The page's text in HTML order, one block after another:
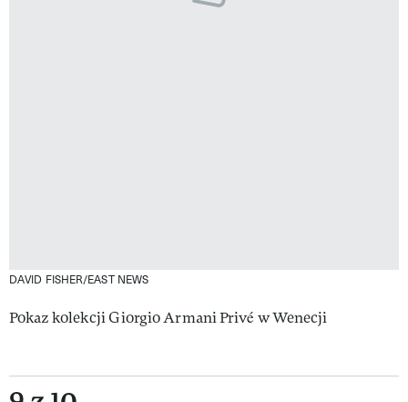
DAVID FISHER/EAST NEWS
Pokaz kolekcji Giorgio Armani Privé w Wenecji